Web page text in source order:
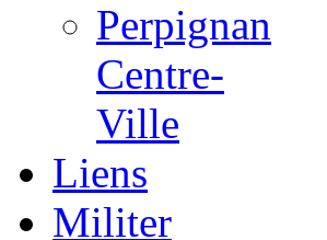
Perpignan
Centre-
Ville
Liens
Militer